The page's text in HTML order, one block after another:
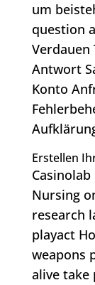
um
question
Antwort
Konto
Erstellen
Nursing
research
playact
weapons
alive take